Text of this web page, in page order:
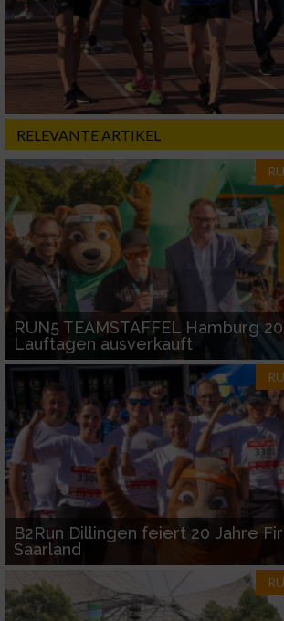
RELEVANTE ARTIKEL
RUN5 TEAMSTAFFEL Hamburg
Lauftagen ausverkauft
B2Run Dillingen feiert 20 Jahre
Saarland